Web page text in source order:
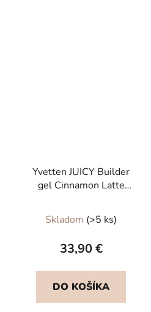
Yvetten JUICY Builder
gel Cinnamon Latte
Skladom (>5 ks)
33,90 €
DO KOŠÍKA